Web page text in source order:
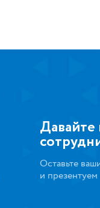
Давайте
Оставьте
и